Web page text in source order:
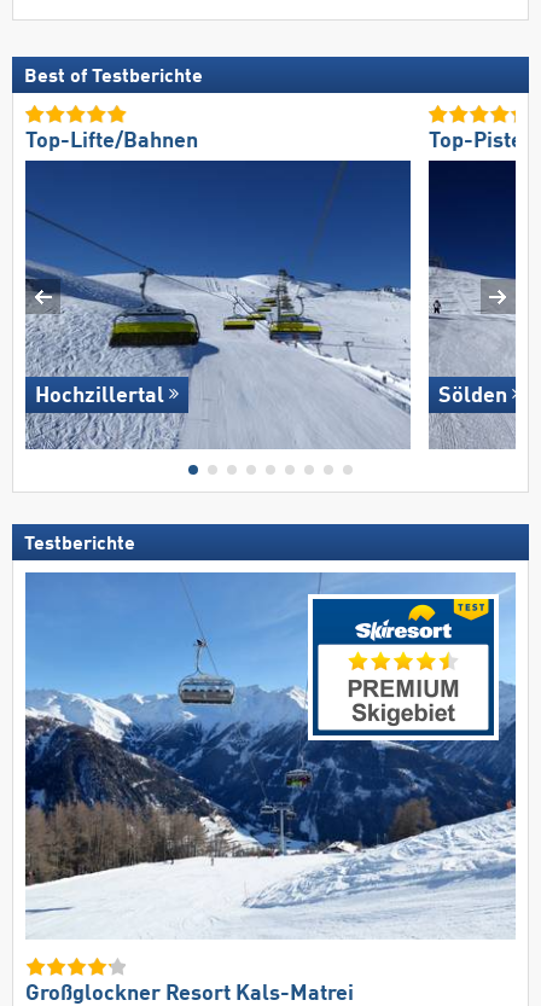
Best of Testberichte
Top-Lifte/Bahnen
Hochzillertal
Top-
Sölden
Testberichte
Großglockner Resort Kals-Matrei